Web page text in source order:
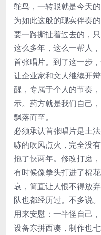
鸵鸟，一转眼就是今天
为如此这般的现实伴奏
要一路撕扯着过去的，只
这么多年，这么一帮人
首张唱片。到了这一步
让企业家和文人继续开
醒，专属于个人的节奏
示。药方就是我们自己
飘落而至。
必须承认首张唱片是土
哧的吹风点火，完全没
拖了快两年。修改打磨
有时候像拳头打进了棉
哀，简直让人恨不得放
队也都经历过。不多说
用来安慰：一半怪自己，
设备东拼西凑，制作也